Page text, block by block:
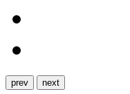
prev next